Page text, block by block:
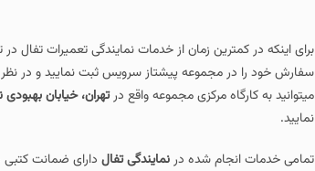
برای اینکه در کمترین زمان از خدمات نمایندگی تعمیرات تفال در
سفارش خود را در مجموعه پیشتاز سرویس ثبت نمایید و در
میتوانید به کارگاه مرکزی مجموعه واقع درتهران، خیابان بهبودی نرسیده به بلوار
نمایید.
تمامی خدمات انجام‌ شده درنمایندگی تفال دارای ضمانت